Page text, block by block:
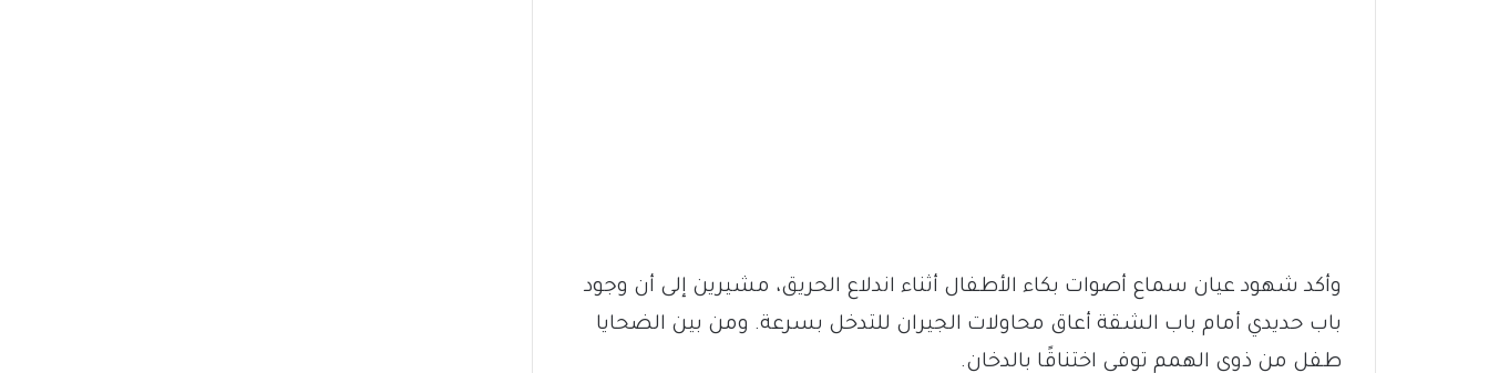
وأكد شهود عيان سماع أصوات بكاء الأطفال أثناء اندلاع الحريق، مشيرين إلى أن وجود
باب حديدي أمام باب الشقة أعاق محاولات الجيران للتدخل بسرعة. ومن بين الضحايا
طفل من ذوي الهمم توفي اختناقًا بالدخان.